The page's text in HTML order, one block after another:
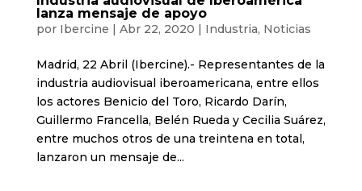
lanza mensaje de apoyo
por Ibercine Abr 22, 2020 Industria, Noticias
Madrid, 22 Abril (Ibercine).- Representantes de la
industria audiovisual iberoamericana, entre ellos
los actores Benicio del Toro, Ricardo Darín,
Guillermo Francella, Belén Rueda y Cecilia Suárez,
entre muchos otros de una treintena en total,
lanzaron un mensaje de...